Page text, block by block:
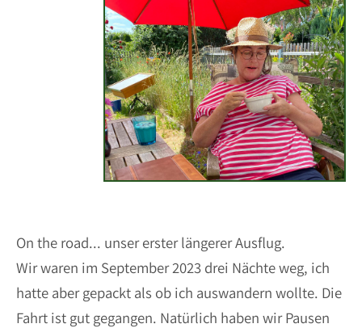
On the road... unser erster längerer Ausflug.
Wir waren im September 2023 drei Nächte weg, ich
hatte aber gepackt als ob ich auswandern wollte. Die
Fahrt ist gut gegangen. Natürlich haben wir Pausen